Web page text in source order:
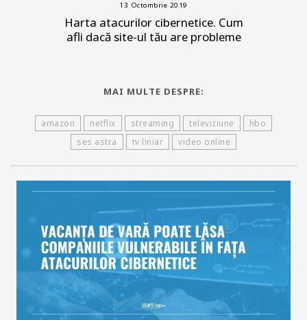
13 Octombrie 2019
Harta atacurilor cibernetice. Cum
afli dacă site-ul tău are probleme
MAI MULTE DESPRE:
amazon netflix streaming televiziune
hbo
ses astra
tv liniar video online